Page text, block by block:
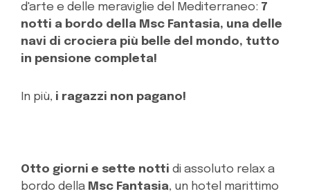
d'arte e delle meraviglie del Mediterraneo: 7
notti a bordo della Msc Fantasia, una delle
navi di crociera più belle del mondo, tutto
in pensione completa!
In più, i ragazzi non pagano!
Otto giorni e sette notti di assoluto relax a
bordo della Msc Fantasia, un hotel marittimo